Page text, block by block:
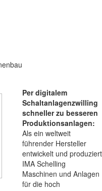
Per digitalem
Schaltanlagenzwilling
schneller zu besseren
Produktionsanlagen:
Als ein weltweit
führender Hersteller
entwickelt und produziert
IMA Schelling
Maschinen und Anlagen
für die hoch